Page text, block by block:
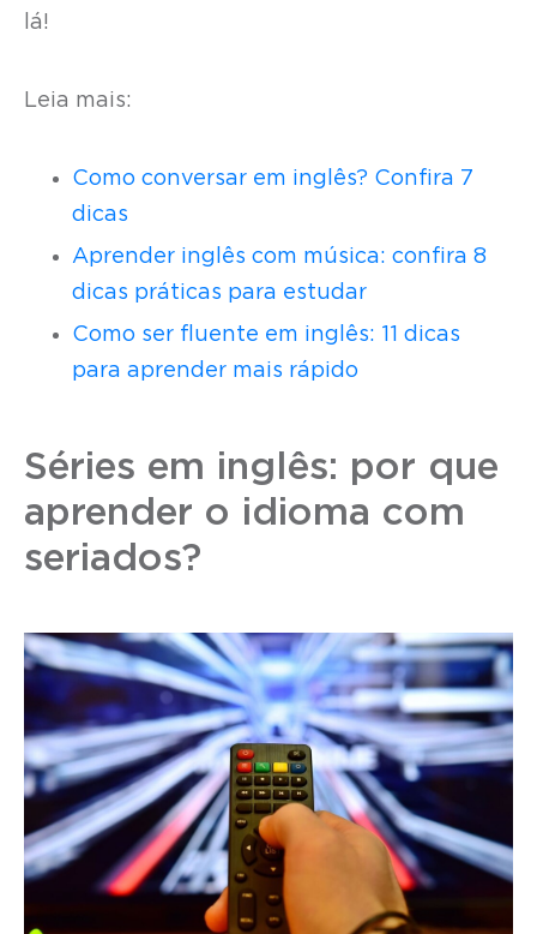
lá!
Leia mais:
Como conversar em inglês? Confira 7
dicas
Aprender inglês com música: confira 8
dicas práticas para estudar
Como ser fluente em inglês: 11 dicas
para aprender mais rápido
Séries em inglês: por que
aprender o idioma com
seriados?